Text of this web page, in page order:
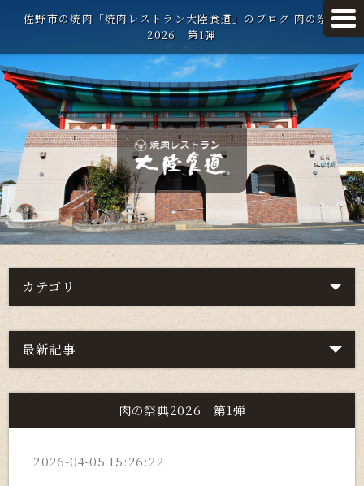
佐野市の焼肉「焼肉レストラン大陸食道」のブログ 肉の祭典
2026 第1弾
カテゴリ
最新記事
肉の祭典2026 第1弾
2026-04-05 15:26:22